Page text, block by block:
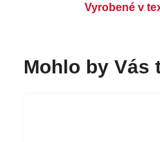
Vyrobené v
Mohlo by Vás